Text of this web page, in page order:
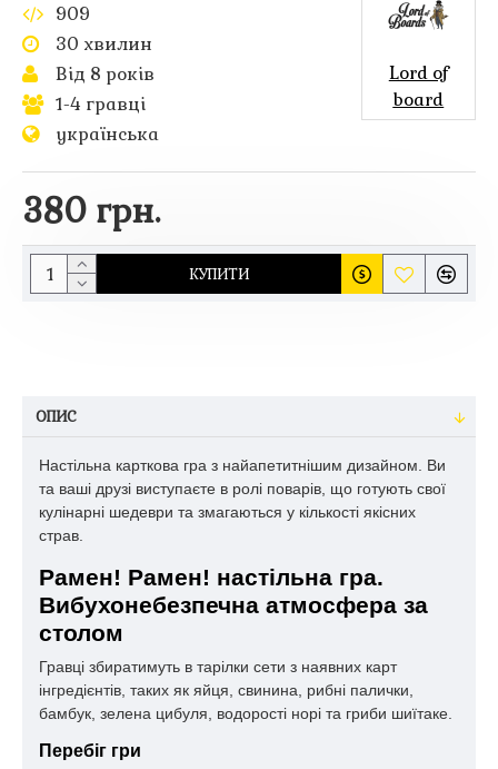
380 грн.
909
30 хвилин
Від 8 років
1-4 гравці
українська
Lord of
board
КУПИТИ
ОПИС
Настільна карткова гра з найапетитнішим дизайном. Ви
та ваші друзі виступаєте в ролі поварів, що готують свої
кулінарні шедеври та змагаються у кількості якісних
страв.
Рамен! Рамен! настільна гра.
Вибухонебезпечна атмосфера за
столом
Гравці збиратимуть в тарілки сети з наявних карт
інгредієнтів, таких як яйця, свинина, рибні палички,
бамбук, зелена цибуля, водорості норі та гриби шиїтаке.
Перебіг гри